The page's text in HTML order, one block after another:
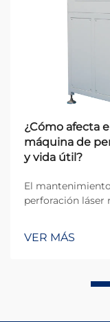
¿Cómo afecta
máquina de
y vida útil?
El
perforación láser
longevidad del
modernos.
VER MÁS